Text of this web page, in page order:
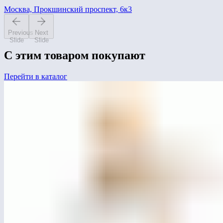
Москва, Прокшинский проспект, 6к3
Previous
Slide
Next
Slide
С этим товаром покупают
Перейти в каталог